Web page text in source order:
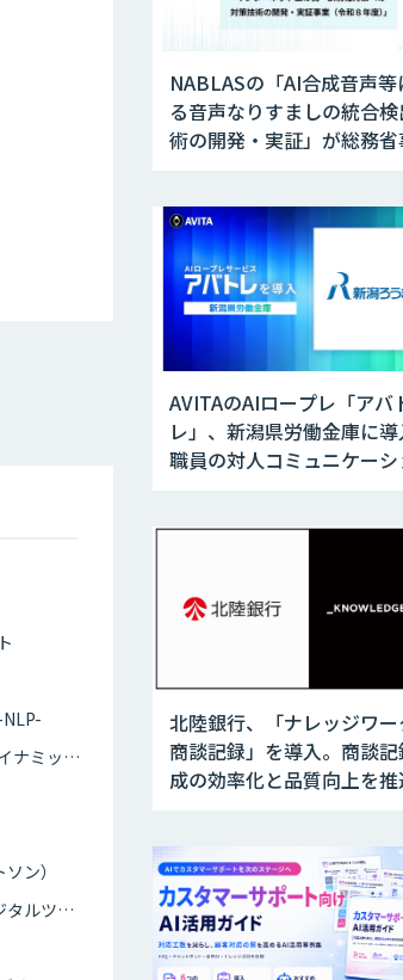
需要予測・ダイナミックプライシング
ン）
AR・VR・デジタルツイン
NABLASの「AI合成音声等
る音声なりすましの統合検
術の開発・実証」が総務省
AVITAのAIロープレ「アバ
レ」、新潟県労働金庫に導
職員の対人コミュニケーシ
北陸銀行、「ナレッジワー
商談記録」を導入。商談
成の効率化と品質向上を推